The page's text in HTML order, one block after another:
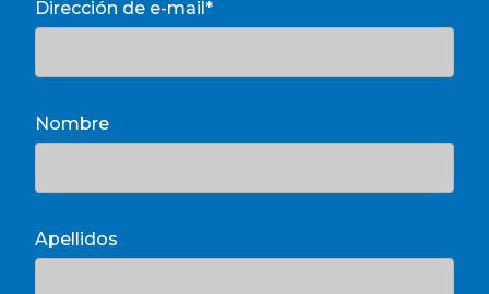
Dirección de e-mail*
Nombre
Apellidos